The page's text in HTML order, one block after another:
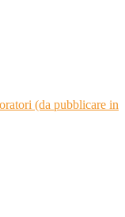
(da pubblicare in